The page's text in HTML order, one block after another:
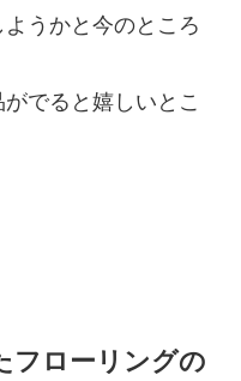
うかと今のところ
でると嬉しいとこ
フローリングの